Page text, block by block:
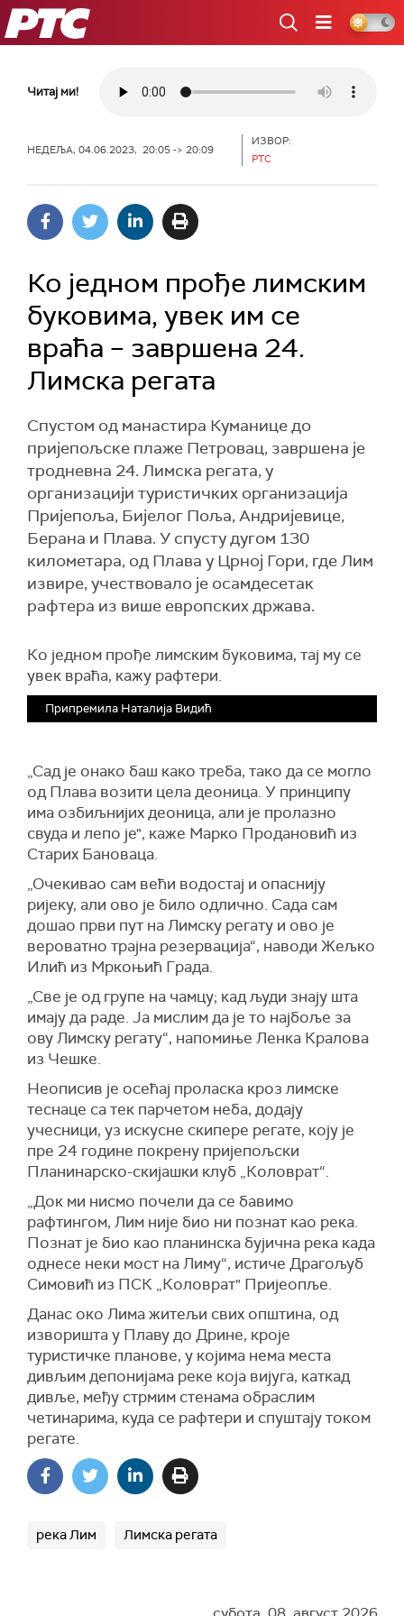
РТС
Читај ми!
НЕДЕЉА, 04.06.2023, 20:05 -> 20:09
ИЗВОР:
РТС
Ко једном прође лимским
буковима, увек им се
враћа – завршена 24.
Лимска регата
Спустом од манастира Куманице до
пријепољске плаже Петровац, завршена је
тродневна 24. Лимска регата, у
организацији туристичких организација
Пријепоља, Бијелог Поља, Андријевице,
Берана и Плава. У спусту дугом 130
километара, од Плава у Црној Гори, где Лим
извире, учествовало је осамдесетак
рафтера из више европских држава.
Ко једном прође лимским буковима, тај му се
увек враћа, кажу рафтери.
Припремила Наталија Видић
„Сад је онако баш како треба, тако да се могло
од Плава возити цела деоница. У принципу
има озбиљнијих деоница, али је пролазно
свуда и лепо је", каже Марко Продановић из
Старих Бановаца.
„Очекивао сам већи водостај и опаснију
ријеку, али ово је било одлично. Сада сам
дошао први пут на Лимску регату и ово је
вероватно трајна резервација“, наводи Жељко
Илић из Мркоњић Града.
„Све је од групе на чамцу; кад људи знају шта
имају да раде. Ја мислим да је то најбоље за
ову Лимску регату“, напомиње Ленка Кралова
из Чешке.
Неописив је осећај проласка кроз лимске
теснаце са тек парчетом неба, додају
учесници, уз искусне скипере регате, коју је
пре 24 године покрену пријепољски
Планинарско-скијашки клуб „Коловрат“.
„Док ми нисмо почели да се бавимо
рафтингом, Лим није био ни познат као река.
Познат је био као планинска бујична река када
однесе неки мост на Лиму“, истиче Драгољуб
Симовић из ПСК „Коловрат" Пријеопље.
Данас око Лима житељи свих општина, од
изворишта у Плаву до Дрине, кроје
туристичке планове, у којима нема места
дивљим депонијама реке која вијуга, каткад
дивље, међу стрмим стенама обраслим
четинарима, куда се рафтери и спуштају током
регате.
река Лим Лимска регата